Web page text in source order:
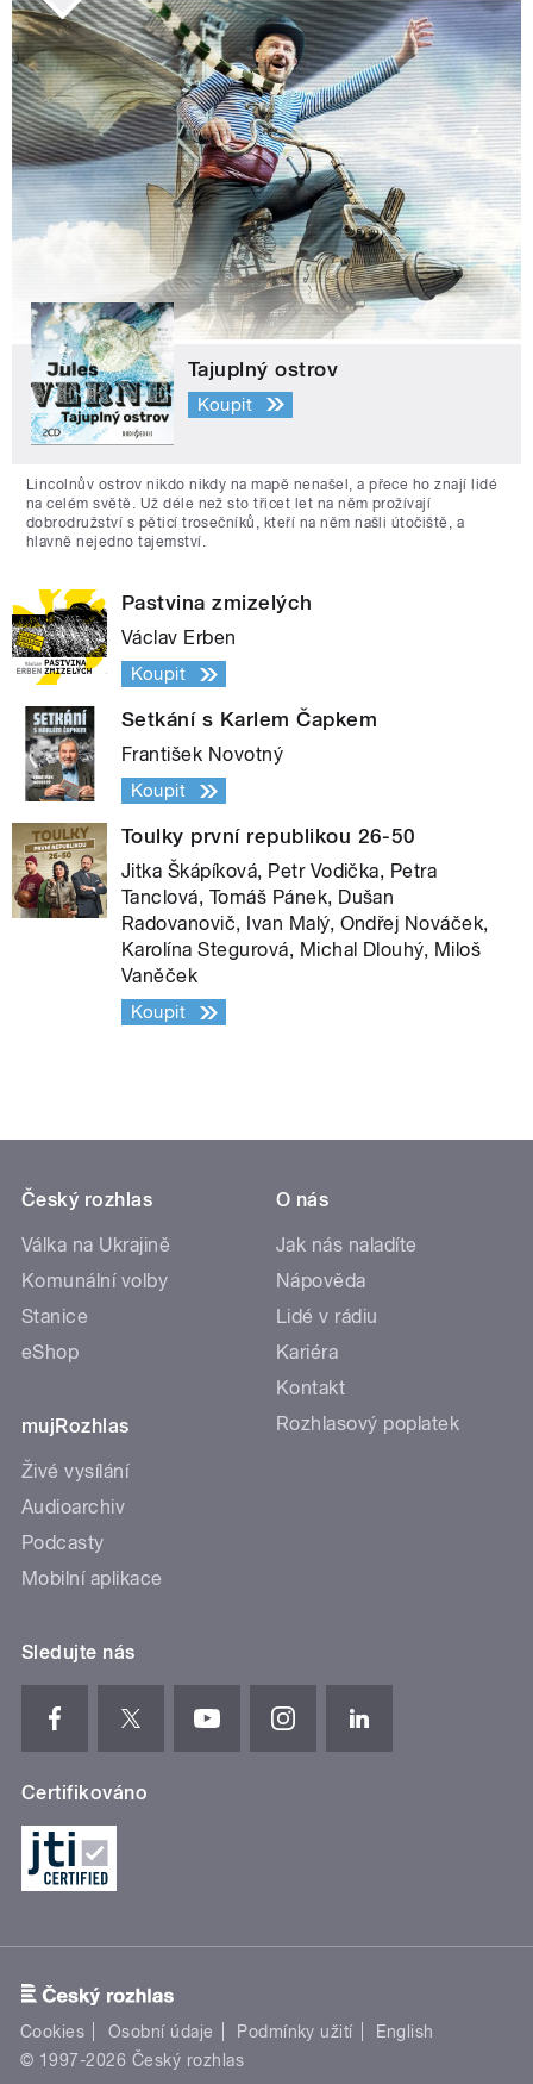
Tajuplný ostrov
Koupit
Lincolnův ostrov nikdo nikdy na mapě nenašel, a přece ho znají lidé
na celém světě. Už déle než sto třicet let na něm prožívají
dobrodružství s pěticí trosečníků, kteří na něm našli útočiště, a
hlavně nejedno tajemství.
Pastvina zmizelých
Václav Erben
Koupit
Setkání s Karlem Čapkem
František Novotný
Koupit
Toulky první republikou 26-50
Jitka Škápíková, Petr Vodička, Petra
Tanclová, Tomáš Pánek, Dušan
Radovanovič, Ivan Malý, Ondřej Nováček,
Karolína Stegurová, Michal Dlouhý, Miloš
Vaněček
Koupit
Český rozhlas
Válka na Ukrajině
Komunální volby
Stanice
eShop
mujRozhlas
Živé vysílání
Audioarchiv
Podcasty
Mobilní aplikace
O nás
Jak nás naladíte
Nápověda
Lidé v rádiu
Kariéra
Kontakt
Rozhlasový poplatek
Sledujte nás
Certifikováno
Cookies Osobní údaje Podmínky užití
English
© 1997-2026 Český rozhlas